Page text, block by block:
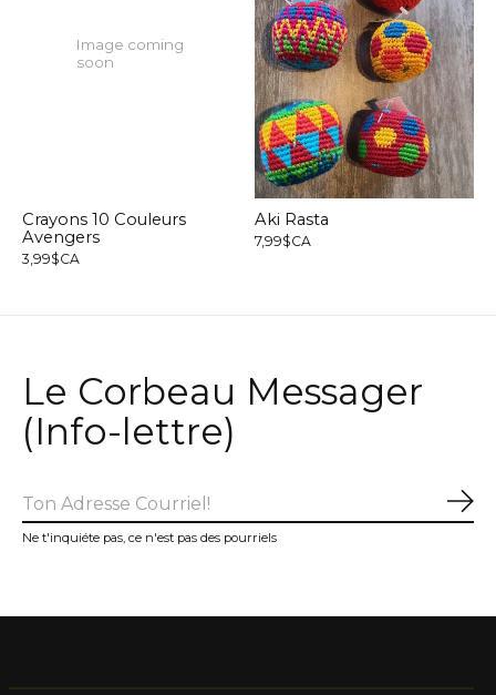
Image coming
soon
Crayons 10 Couleurs
Avengers
3,99$CA
Aki Rasta
7,99$CA
Le Corbeau Messager
(Info-lettre)
Ne t'inquiéte pas, ce n'est pas des pourriels